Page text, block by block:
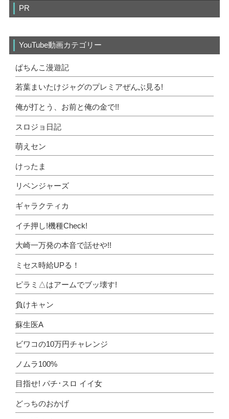
PR
YouTube動画カテゴリー
ぱちんこ漫遊記
若葉まいたけジャグのプレミアぜんぶ見る!
俺が打とう、お前と俺の金で!!
スロジョ日記
萌えセン
けったま
リベンジャーズ
ギャラクティカ
イチ押し!機種Check!
大崎一万発の本音で話せや!!
ミセス時給UPる！
ピラミ△はアームでブッ壊す!
負けキャン
蘇生医A
ビワコの10万円チャレンジ
ノムラ100%
目指せ! パチ･スロ イイ女
どっちのおかげ